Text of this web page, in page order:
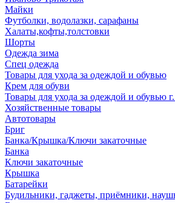
Майки
Футболки, водолазки, сарафаны
Халаты,кофты,толстовки
Шорты
Одежда зима
Спец одежда
Товары для ухода за одеждой и обувью
Крем для обуви
Товары для ухода за одеждой и обувью
Хозяйственные товары
Автотовары
Бриг
Банка/Крышка/Ключи закаточные
Банка
Ключи закаточные
Крышка
Батарейки
Будильники, гаджеты, приёмники,